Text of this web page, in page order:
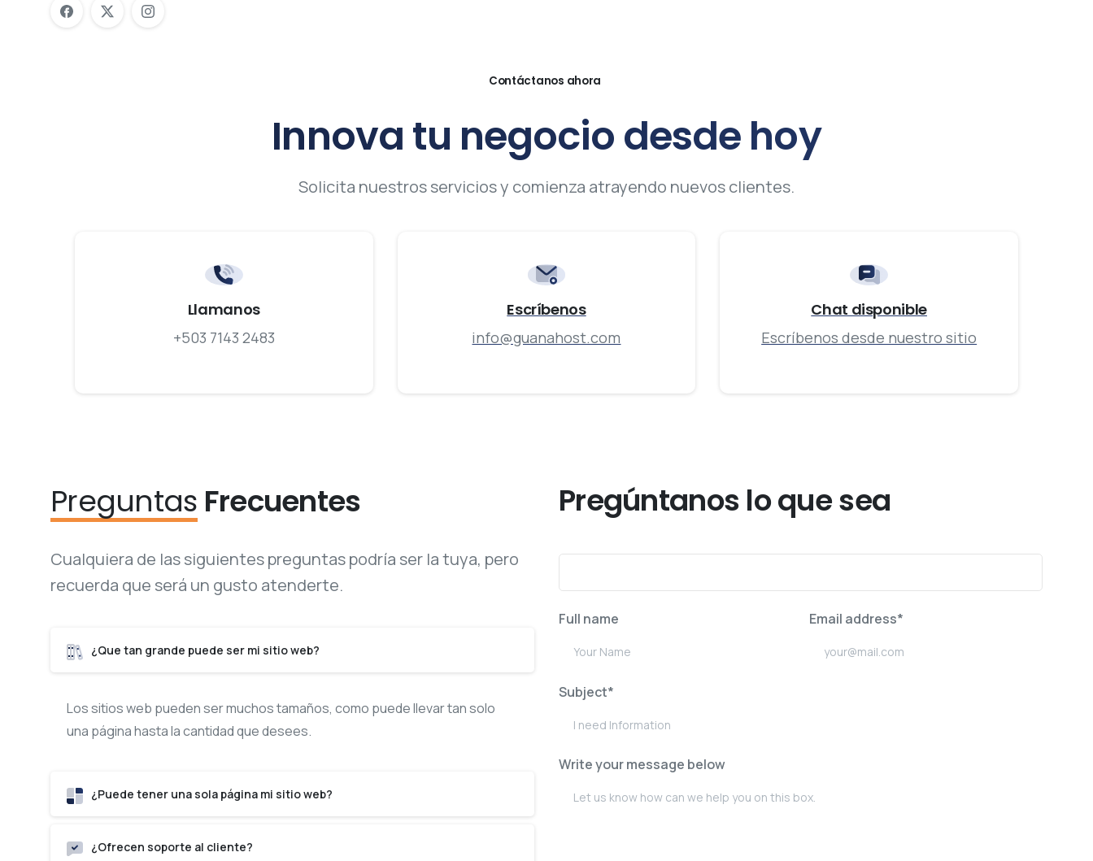
Contáctanos ahora
Innovatu negociodesdehoy
Solicita nuestros servicios y comienza atrayendo nuevos clientes.
Llamanos
+503 7143 2483
Escríbenos
info@guanahost.com
Chat disponible
Escríbenos desde nuestro sitio
Preguntas Frecuentes
Cualquiera de las siguientes preguntas podría ser la tuya, pero
recuerda que será un gusto atenderte.
¿Que tan grande puede ser mi sitio web?
Los sitios web pueden ser muchos tamaños, como puede llevar tan solo
una página hasta la cantidad que desees.
¿Puede tener una sola página mi sitio web?
¿Ofrecen soporte al cliente?
Pregúntanos lo que sea
Full name Email address*
Subject*
Write your message below